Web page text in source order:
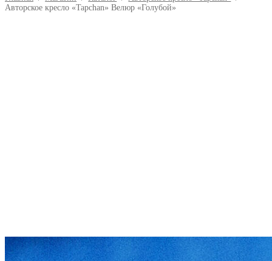
Авторское кресло «Tapchan» Велюр «Голубой»